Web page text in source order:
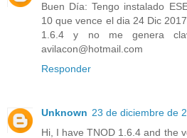
Buen Día: Tengo instalado
10 que vence el dia 24 Dic
1.6.4 y no me genera
avilacon@hotmail.com
Responder
Unknown 23 de diciembre de
Hi, I have TNOD 1.6.4 and the